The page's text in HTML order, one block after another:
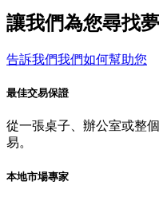
讓我們為您尋找
告訴我們我們如何幫助您
最佳交易保證
從一張桌子、辦公室或整
易。
本地市場專家